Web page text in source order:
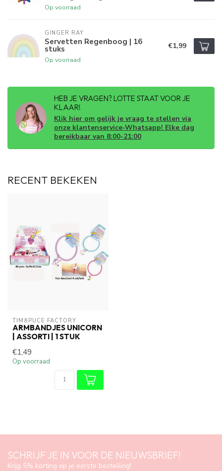
Op voorraad
GINGER RAY
Servetten Regenboog | 16
stuks
Op voorraad
€1,99
HEB JE VRAGEN? LOTTE STAAT VOOR JE
KLAAR!
Klik hier om gelijk je vraag te stellen via
onze klantenservice-Whatsapp! Elke dag
bereikbaar van 8:00-21:00
RECENT BEKEKEN
TIM&PUCE FACTORY
ARMBANDJES UNICORN
| ASSORTI | 1 STUK
€1,49
Op voorraad
SCHRIJF JE IN VOOR DE NIEUWSBRIEF!
Krijg 5% korting op je eerste bestelling!